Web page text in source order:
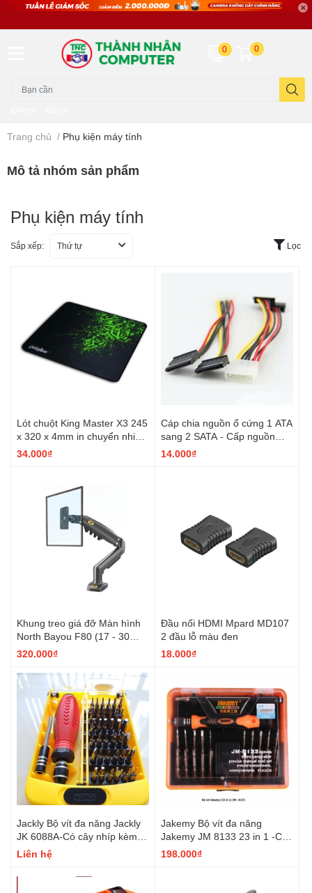
0 0
Trang chủ / Phụ kiện máy tính
Mô tả nhóm sản phẩm
Phụ kiện máy tính
Sắp xếp: Thứ tự Lọc
Lót chuột King Master X3 245
x 320 x 4mm in chuyển nhiệt
giảm ma sát
34.000₫
Cáp chia nguồn ổ cứng 1 ATA
sang 2 SATA - Cấp nguồn
cho ổ cứng HDD, SSD
14.000₫
Khung treo giá đỡ Màn hình
North Bayou F80 (17 - 30
inch) nhiều màu
320.000₫
Đầu nối HDMI Mpard MD107
2 đầu lỗ màu đen
18.000₫
Jackly Bộ vít đa năng Jackly
JK 6088A-Có cây nhíp kèm,
cây nối dài cây vặn.
Liên hệ
Jakemy Bộ vít đa năng
Jakemy JM 8133 23 in 1 -Có
cây nhíp kèm, cây nối dài cây
198.000₫